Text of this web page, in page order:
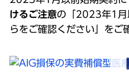
けるご注意の「2023年1月
らをご確認ください」をご